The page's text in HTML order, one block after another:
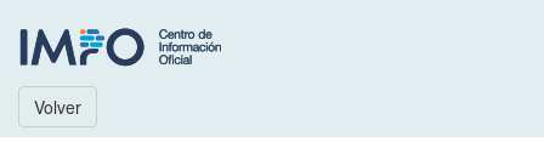
Volver